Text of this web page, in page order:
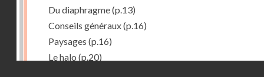
Du diaphragme(p.13)
Conseils généraux(p.16)
Paysages (p.16)
Le halo (p.20)